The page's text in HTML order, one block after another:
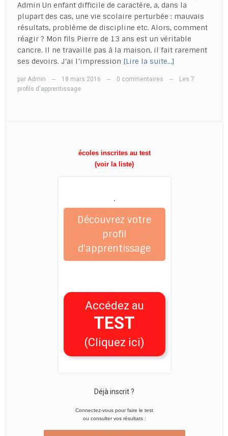
Admin Un enfant difficile de caractère, a, dans la
plupart des cas, une vie scolaire perturbée : mauvais
résultats, problème de discipline etc. Alors, comment
réagir ? Mon fils Pierre de 13 ans est un véritable
cancre. Il ne travaille pas à la maison, il fait rarement
ses devoirs. J’ai l’impression [Lire la suite…]
par Admin — 18 mars 2016 — 0 commentaires —
Les 7
profils d'apprentissage
écoles inscrites au test
(voir la liste)
.
Découvrez votre
profil
d'apprentissage
Accédez au
TEST
(Cliquez ici)
Déjà inscrit ?
Connectez-vous pour faire le test
ou consulter vos résultats :